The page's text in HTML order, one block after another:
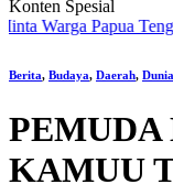
Konten Spesial
Papua Tengah
Berita, Budaya, Daerah, Dunia
KAMUU